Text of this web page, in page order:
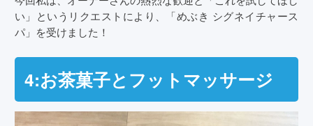
い」というリクエストにより、「めぶき シグネイチャース
パ」を受けました！
4:お茶菓子とフットマッサージ